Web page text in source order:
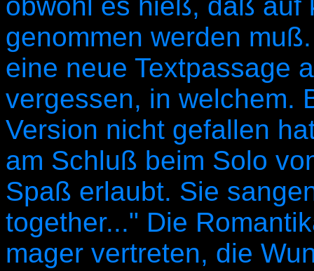
genommen werden
eine neue Textpassage
vergessen, in welchem.
Version nicht gefallen
am Schluß beim Solo
Spaß erlaubt. Sie
together..." Die
mager vertreten, die